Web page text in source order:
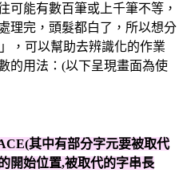
可能有數百筆或上千筆不等，
理完，頭髮都白了，所以想分
，可以幫助去辨識化的作業
的用法：(以下呈現畫面為使
其中有部分字元要被取代
開始位置,被取代的字串長